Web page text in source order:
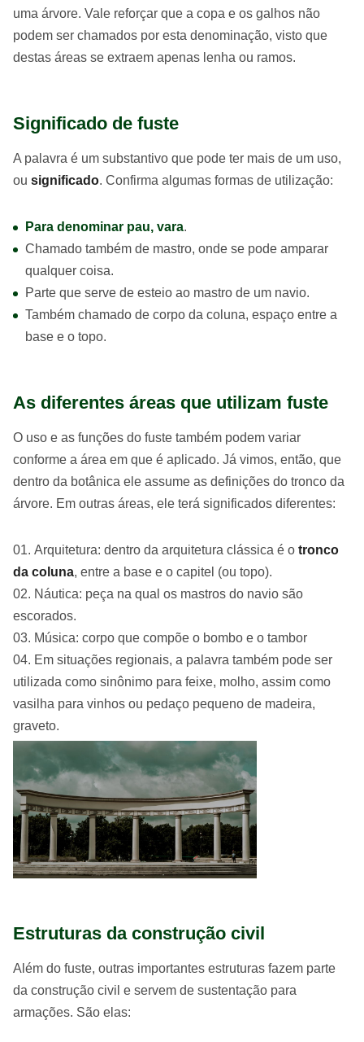
uma árvore. Vale reforçar que a copa e os galhos não
podem ser chamados por esta denominação, visto que
destas áreas se extraem apenas lenha ou ramos.
Significado de fuste
A palavra é um substantivo que pode ter mais de um uso,
ou significado. Confirma algumas formas de utilização:
Para denominar pau, vara.
Chamado também de mastro, onde se pode amparar
qualquer coisa.
Parte que serve de esteio ao mastro de um navio.
Também chamado de corpo da coluna, espaço entre a
base e o topo.
As diferentes áreas que utilizam fuste
O uso e as funções do fuste também podem variar
conforme a área em que é aplicado. Já vimos, então, que
dentro da botânica ele assume as definições do tronco da
árvore. Em outras áreas, ele terá significados diferentes:
Arquitetura: dentro da arquitetura clássica é o tronco
da coluna, entre a base e o capitel (ou topo).
Náutica: peça na qual os mastros do navio são
escorados.
Música: corpo que compõe o bombo e o tambor
Em situações regionais, a palavra também pode ser
utilizada como sinônimo para feixe, molho, assim como
vasilha para vinhos ou pedaço pequeno de madeira,
graveto.
Estruturas da construção civil
Além do fuste, outras importantes estruturas fazem parte
da construção civil e servem de sustentação para
armações. São elas: